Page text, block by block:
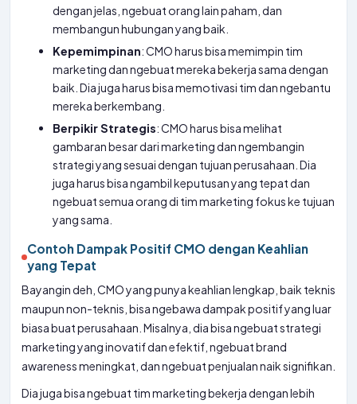
dengan jelas, ngebuat orang lain paham, dan
membangun hubungan yang baik.
Kepemimpinan: CMO harus bisa memimpin tim
marketing dan ngebuat mereka bekerja sama dengan
baik. Dia juga harus bisa memotivasi tim dan ngebantu
mereka berkembang.
Berpikir Strategis: CMO harus bisa melihat
gambaran besar dari marketing dan ngembangin
strategi yang sesuai dengan tujuan perusahaan. Dia
juga harus bisa ngambil keputusan yang tepat dan
ngebuat semua orang di tim marketing fokus ke tujuan
yang sama.
Contoh Dampak Positif CMO dengan Keahlian
yang Tepat
Bayangin deh, CMO yang punya keahlian lengkap, baik teknis
maupun non-teknis, bisa ngebawa dampak positif yang luar
biasa buat perusahaan. Misalnya, dia bisa ngebuat strategi
marketing yang inovatif dan efektif, ngebuat brand
awareness meningkat, dan ngebuat penjualan naik signifikan.
Dia juga bisa ngebuat tim marketing bekerja dengan lebih